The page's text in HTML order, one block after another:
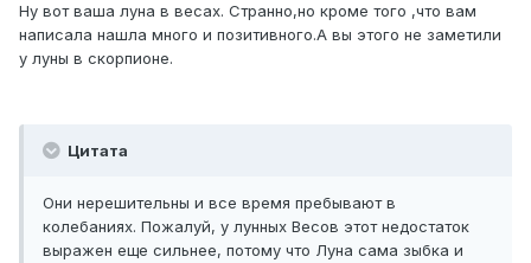
Ну вот ваша луна в весах. Странно,но кроме того ,что вам
написала нашла много и позитивного.А вы этого не заметили
у луны в скорпионе.
Цитата
Они нерешительны и все время пребывают в
колебаниях. Пожалуй, у лунных Весов этот недостаток
выражен еще сильнее, потому что Луна сама зыбка и